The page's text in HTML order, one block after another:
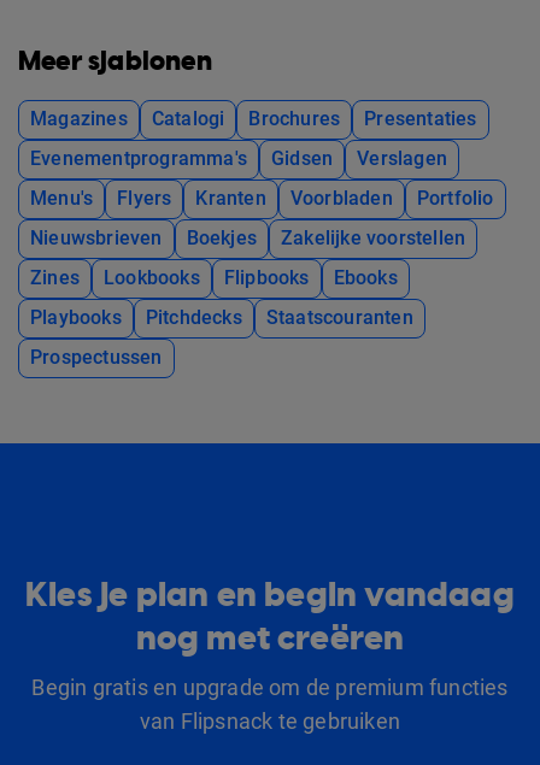
Meer sjablonen
Magazines Catalogi Brochures
Presentaties
Evenementprogramma's
Gidsen
Verslagen
Menu's
Flyers Kranten Voorbladen
Portfolio
Nieuwsbrieven
Boekjes
Zakelijke voorstellen
Zines
Lookbooks Flipbooks
Ebooks
Playbooks
Pitchdecks
Staatscouranten
Prospectussen
Kies je plan en begin vandaag
nog met creëren
Begin gratis en upgrade om de premium functies
van Flipsnack te gebruiken